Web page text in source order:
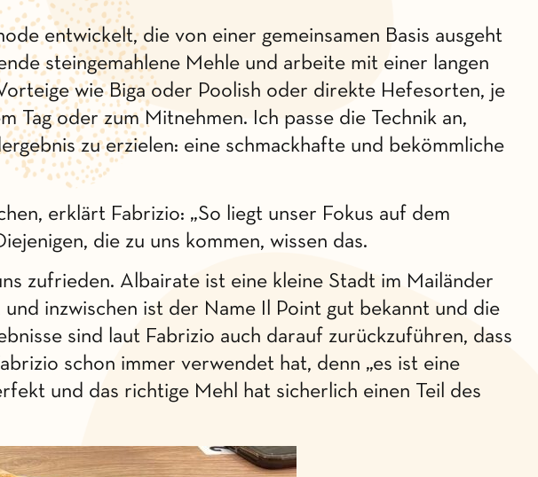
entwickelt, die von einer gemeinsamen Basis ausgeht
steingemahlene Mehle und arbeite mit einer langen
wie Biga oder Poolish oder direkte Hefesorten, je
oder zum Mitnehmen. Ich passe die Technik an,
zu erzielen: eine schmackhafte und bekömmliche
erklärt Fabrizio: „So liegt unser Fokus auf dem
die zu uns kommen, wissen das.
zufrieden. Albairate ist eine kleine Stadt im Mailänder
inzwischen ist der Name Il Point gut bekannt und die
sind laut Fabrizio auch darauf zurückzuführen, dass
schon immer verwendet hat, denn „es ist eine
und das richtige Mehl hat sicherlich einen Teil des